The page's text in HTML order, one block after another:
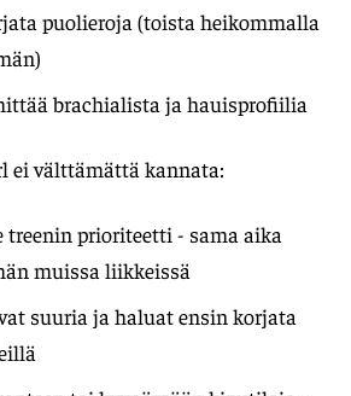
puolieroja (toista heikommalla
brachialista ja hauisprofiilia
ei välttämättä kannata:
treenin prioriteetti - sama aika
muissa liikkeissä
suuria ja haluat ensin korjata